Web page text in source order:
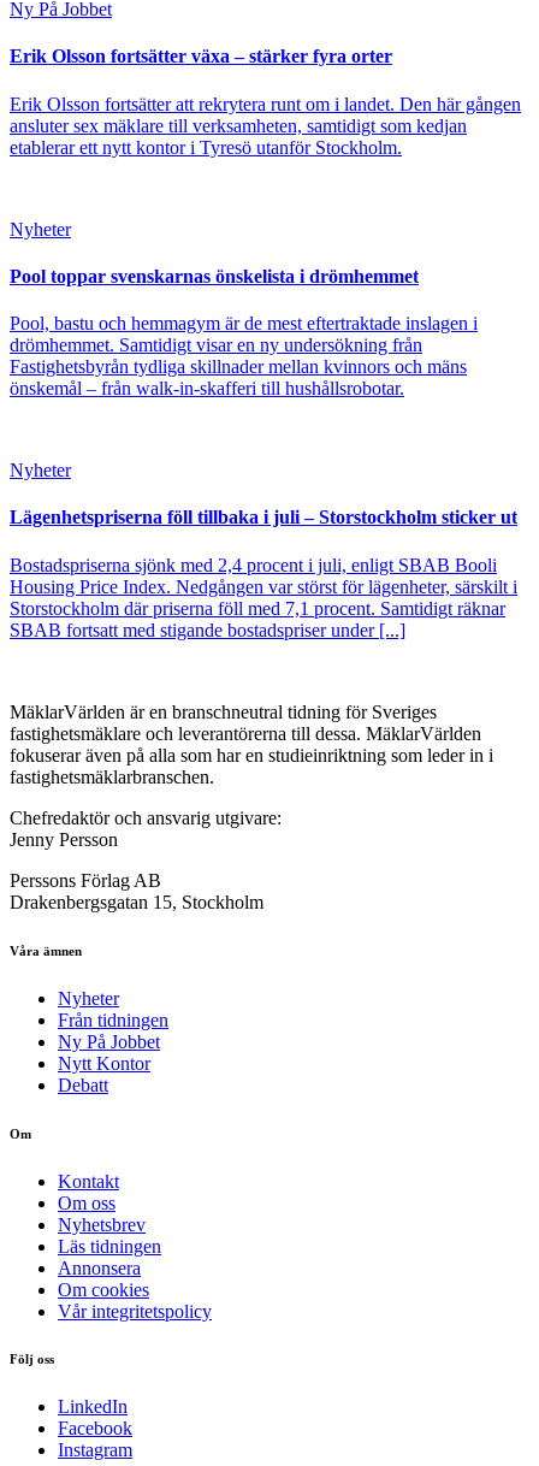
Ny På Jobbet
Erik Olsson fortsätter växa – stärker fyra orter
Erik Olsson fortsätter att rekrytera runt om i landet. Den här gången
ansluter sex mäklare till verksamheten, samtidigt som kedjan
etablerar ett nytt kontor i Tyresö utanför Stockholm.
Nyheter
Pool toppar svenskarnas önskelista i drömhemmet
Pool, bastu och hemmagym är de mest eftertraktade inslagen i
drömhemmet. Samtidigt visar en ny undersökning från
Fastighetsbyrån tydliga skillnader mellan kvinnors och mäns
önskemål – från walk-in-skafferi till hushållsrobotar.
Nyheter
Lägenhetspriserna föll tillbaka i juli – Storstockholm sticker ut
Bostadspriserna sjönk med 2,4 procent i juli, enligt SBAB Booli
Housing Price Index. Nedgången var störst för lägenheter, särskilt i
Storstockholm där priserna föll med 7,1 procent. Samtidigt räknar
SBAB fortsatt med stigande bostadspriser under [...]
MäklarVärlden är en branschneutral tidning för Sveriges
fastighetsmäklare och leverantörerna till dessa. MäklarVärlden
fokuserar även på alla som har en studieinriktning som leder in i
fastighetsmäklarbranschen.
Chefredaktör och ansvarig utgivare:
Jenny Persson
Perssons Förlag AB
Drakenbergsgatan 15, Stockholm
Våra ämnen
Nyheter
Från tidningen
Ny På Jobbet
Nytt Kontor
Debatt
Om
Kontakt
Om oss
Nyhetsbrev
Läs tidningen
Annonsera
Om cookies
Vår integritetspolicy
Följ oss
LinkedIn
Facebook
Instagram